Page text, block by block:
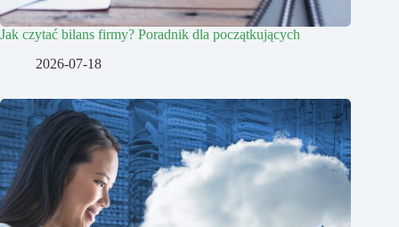
Jak czytać bilans firmy? Poradnik dla początkujących
2026-07-18